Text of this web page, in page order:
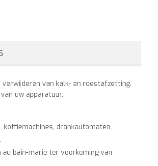
van kalk- en roestafzetting.
uw apparatuur.
drankautomaten,
bain-marie ter voorkoming van